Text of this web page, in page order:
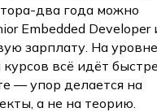
два года можно
Embedded Developer
зарплату. На уровне
всё идёт
— упор делается на
а не на теорию.